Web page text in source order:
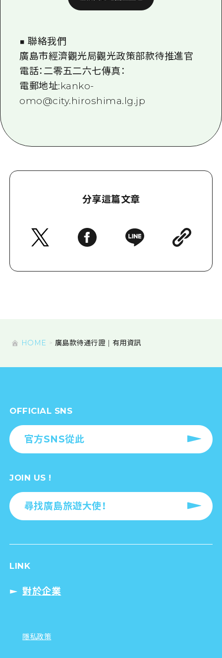
■ 聯絡我們
廣島市經濟觀光局觀光政策部款待推進官
電話：二零五二六七傳真：
電郵地址:kanko-
omo@city.hiroshima.lg.jp
分享這篇文章
HOME 廣島款待通行證 | 有用資訊
OFFICIAL SNS
官方SNS從此
JOIN US !
尋找廣島旅遊大使！
LINK
對於企業
隱私政策